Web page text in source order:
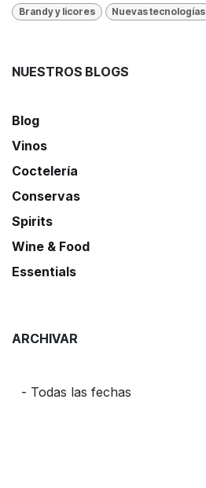
Brandy y licores Nuevas tecnologías
NUESTROS BLOGS
Blog
Vinos
Coctelería
Conservas
Spirits
Wine & Food
Essentials
ARCHIVAR